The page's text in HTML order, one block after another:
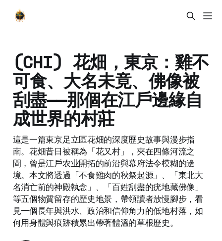
(CHI) 花畑，東京：雞不
可食、大名未竟、佛像被
刮盡——那個在江戶邊緣自
成世界的村莊
這是一篇東京足立區花畑的深度歷史故事與漫步指
南。花畑昔日被稱為「花又村」，夾在四條河流之
間，曾是江戶农业開拓的前沿與幕府法令模糊的邊
境。本文將透過「不食雞肉的秋祭起源」、「東北大
名消亡前的神殿執念」、「百姓刮盡的疣地藏佛像」
等五個物質留存的歷史地景，帶領讀者放慢腳步，看
見一個長年與洪水、政治和信仰角力的低地村落，如
何用身體與痕跡積累出帶著體溫的草根歷史。